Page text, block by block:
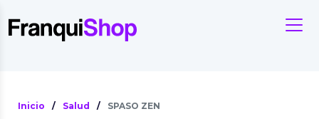
Inicio / Salud / SPASO ZEN